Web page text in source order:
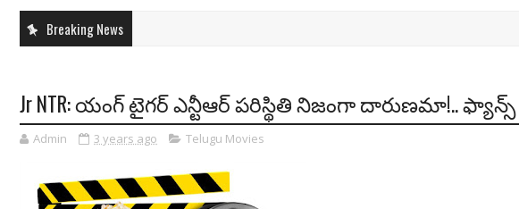
Breaking News
Jr NTR: యంగ్ టైగ‌ర్ ఎన్టీఆర్ ప‌రిస్థితి నిజంగా దారుణమా!..
Admin 3 years ago Telugu Movies